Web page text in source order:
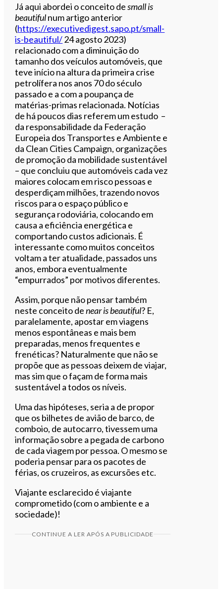
Já aqui abordei o conceito desmall is
beautifulnum artigo anterior
(https://executivedigest.sapo.pt/small-
is-beautiful/24 agosto 2023)
relacionado com a diminuição do
tamanho dos veículos automóveis, que
teve início na altura da primeira crise
petrolífera nos anos 70 do século
passado e a com a poupança de
matérias-primas relacionada. Notícias
de há poucos dias referem um estudo –
da responsabilidade da Federação
Europeia dos Transportes e Ambiente e
da Clean Cities Campaign, organizações
de promoção da mobilidade sustentável
– que concluiu que automóveis cada vez
maiores colocam em risco pessoas e
desperdiçam milhões, trazendo novos
riscos para o espaço público e
segurança rodoviária, colocando em
causa a eficiência energética e
comportando custos adicionais. É
interessante como muitos conceitos
voltam a ter atualidade, passados uns
anos, embora eventualmente
“empurrados” por motivos diferentes.
Assim, porque não pensar também
neste conceito denear is beautiful? E,
paralelamente, apostar em viagens
menos espontâneas e mais bem
preparadas, menos frequentes e
frenéticas? Naturalmente que não se
propõe que as pessoas deixem de viajar,
mas sim que o façam de forma mais
sustentável a todos os níveis.
Uma das hipóteses, seria a de propor
que os bilhetes de avião de barco, de
comboio, de autocarro, tivessem uma
informação sobre a pegada de carbono
de cada viagem por pessoa. O mesmo se
poderia pensar para os pacotes de
férias, os cruzeiros, as excursões etc.
Viajante esclarecido é viajante
comprometido (com o ambiente e a
sociedade)!
CONTINUE A LER APÓS A PUBLICIDADE